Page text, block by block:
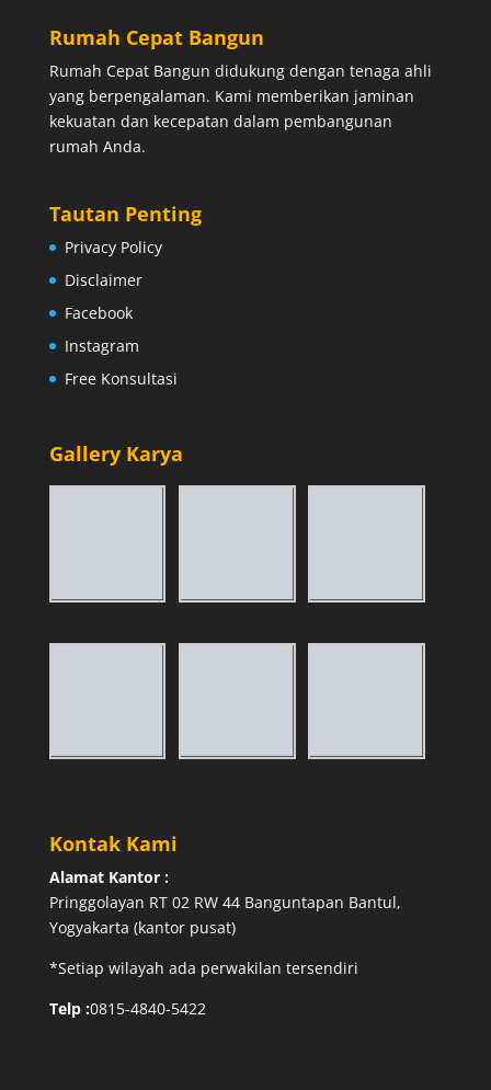
Rumah Cepat Bangun
Rumah Cepat Bangun didukung dengan tenaga ahli
yang berpengalaman. Kami memberikan jaminan
kekuatan dan kecepatan dalam pembangunan
rumah Anda.
Tautan Penting
Privacy Policy
Disclaimer
Facebook
Instagram
Free Konsultasi
Gallery Karya
Kontak Kami
Alamat Kantor :
Pringgolayan RT 02 RW 44 Banguntapan Bantul,
Yogyakarta (kantor pusat)
*Setiap wilayah ada perwakilan tersendiri
Telp :0815-4840-5422